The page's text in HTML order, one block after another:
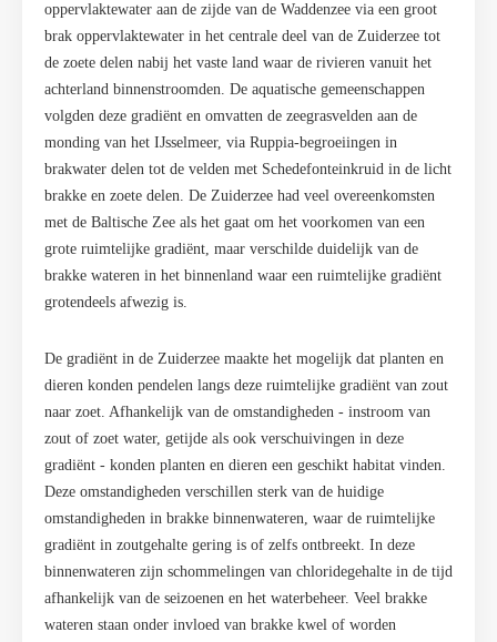
oppervlaktewater aan de zijde van de Waddenzee via een groot
brak oppervlaktewater in het centrale deel van de Zuiderzee tot
de zoete delen nabij het vaste land waar de rivieren vanuit het
achterland binnenstroomden. De aquatische gemeenschappen
volgden deze gradiënt en omvatten de zeegrasvelden aan de
monding van het IJsselmeer, via Ruppia-begroeiingen in
brakwater delen tot de velden met Schedefonteinkruid in de licht
brakke en zoete delen. De Zuiderzee had veel overeenkomsten
met de Baltische Zee als het gaat om het voorkomen van een
grote ruimtelijke gradiënt, maar verschilde duidelijk van de
brakke wateren in het binnenland waar een ruimtelijke gradiënt
grotendeels afwezig is.
De gradiënt in de Zuiderzee maakte het mogelijk dat planten en
dieren konden pendelen langs deze ruimtelijke gradiënt van zout
naar zoet. Afhankelijk van de omstandigheden - instroom van
zout of zoet water, getijde als ook verschuivingen in deze
gradiënt - konden planten en dieren een geschikt habitat vinden.
Deze omstandigheden verschillen sterk van de huidige
omstandigheden in brakke binnenwateren, waar de ruimtelijke
gradiënt in zoutgehalte gering is of zelfs ontbreekt. In deze
binnenwateren zijn schommelingen van chloridegehalte in de tijd
afhankelijk van de seizoenen en het waterbeheer. Veel brakke
wateren staan onder invloed van brakke kwel of worden